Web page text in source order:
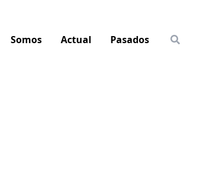
Somos Actual Pasados